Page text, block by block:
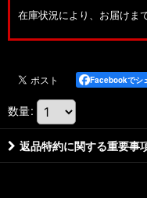
在庫状況により、お届けま
Facebookでシ
数量:
返品特約に関する重要事